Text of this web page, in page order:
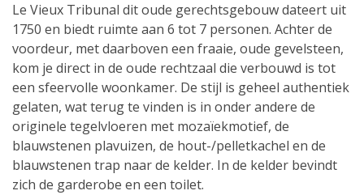
Le Vieux Tribunal dit oude gerechtsgebouw dateert uit
1750 en biedt ruimte aan 6 tot 7 personen. Achter de
voordeur, met daarboven een fraaie, oude gevelsteen,
kom je direct in de oude rechtzaal die verbouwd is tot
een sfeervolle woonkamer. De stijl is geheel authentiek
gelaten, wat terug te vinden is in onder andere de
originele tegelvloeren met mozaïekmotief, de
blauwstenen plavuizen, de hout-/pelletkachel en de
blauwstenen trap naar de kelder. In de kelder bevindt
zich de garderobe en een toilet.